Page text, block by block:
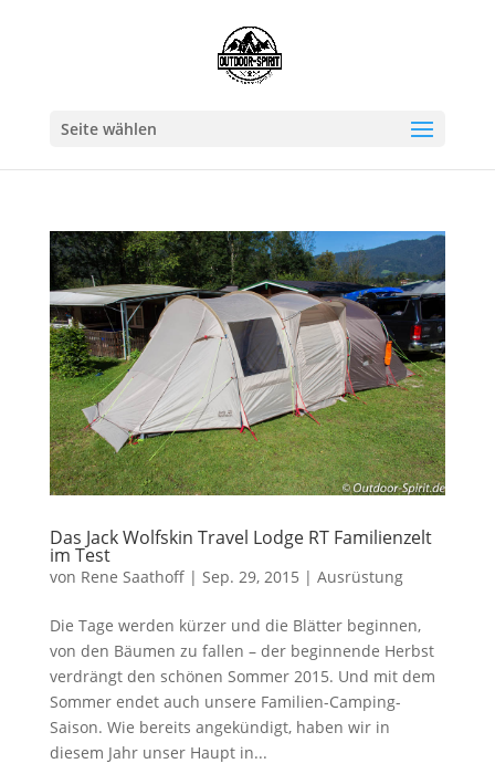
Seite wählen
Das Jack Wolfskin Travel Lodge RT Familienzelt
im Test
von Rene Saathoff| Sep. 29, 2015 | Ausrüstung
Die Tage werden kürzer und die Blätter beginnen,
von den Bäumen zu fallen – der beginnende Herbst
verdrängt den schönen Sommer 2015. Und mit dem
Sommer endet auch unsere Familien-Camping-
Saison. Wie bereits angekündigt, haben wir in
diesem Jahr unser Haupt in...